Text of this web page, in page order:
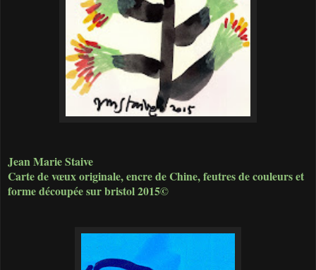
Jean Marie Staive
Carte de vœux originale, encre de Chine, feutres de couleurs et
forme découpée sur bristol 2015©